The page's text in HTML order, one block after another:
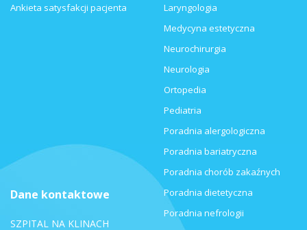
Laryngologia
Medycyna estetyczna
Neurochirurgia
Neurologia
Ortopedia
Pediatria
Poradnia alergologiczna
Poradnia bariatryczna
Poradnia chorób zakaźnych
Poradnia dietetyczna
Poradnia nefrologii
Ankieta satysfakcji pacjenta
Dane kontaktowe
SZPITAL NA KLINACH